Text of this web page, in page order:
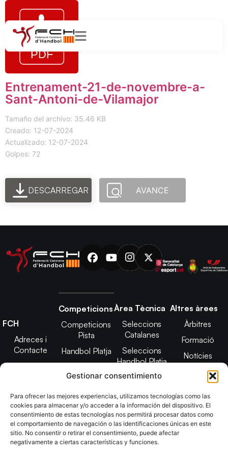
Gestionar consentimiento
Para ofrecer las mejores experiencias, utilizamos tecnologías como las
cookies para almacenar y/o acceder a la información del dispositivo. El
consentimiento de estas tecnologías nos permitirá procesar datos como
el comportamiento de navegación o las identificaciones únicas en este
sitio. No consentir o retirar el consentimiento, puede afectar
negativamente a ciertas características y funciones.
Entrenament-21-de-novembre-a-
Sant-Antoni-de-Vilamajor
Tamaño del archivo: 35.46 KB
Creado: 12-07-2024
Actualizado: 12-07-2024
Golpes: 72
DESCARREGAR AVANCE
FCH
Adreces i
Contacte
Junta Directiva
2025
Estatuts
Transparència
Imatge
Competicions
Competicions
Pista
Handbol Platja
Àrea Tècnica
Seleccions
Catalanes
Seleccions
Handbol Platja
Tecnificació
CATH
Promoció
Altres àrees
Àrbitres
Formació
Notícies
Adreces de
contacte